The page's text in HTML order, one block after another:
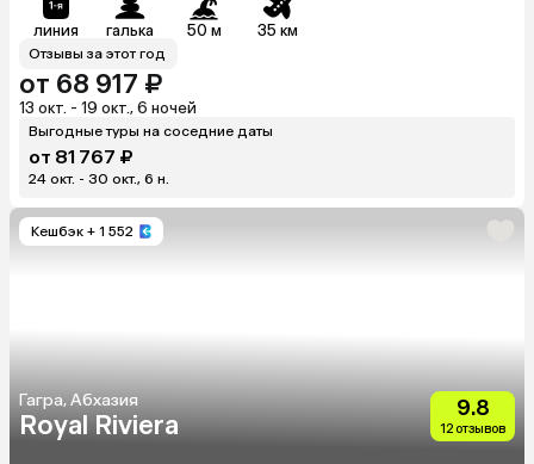
линия галька 50 м 35 км
Отзывы за этот год
от 68 917 ₽
13 окт. - 19 окт., 6 ночей
Выгодные туры на соседние даты
от 81 767 ₽
24 окт. - 30 окт., 6 н.
Кешбэк + 1 552
Гагра, Абхазия
Royal Riviera
9.8
12 отзывов